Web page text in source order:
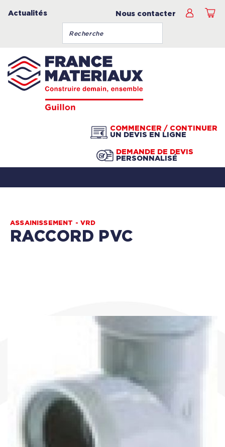
Actualités Nous contacter
COMMENCER / CONTINUER
UN DEVIS EN LIGNE
DEMANDE DE DEVIS
PERSONNALISÉ
ASSAINISSEMENT - VRD
RACCORD PVC